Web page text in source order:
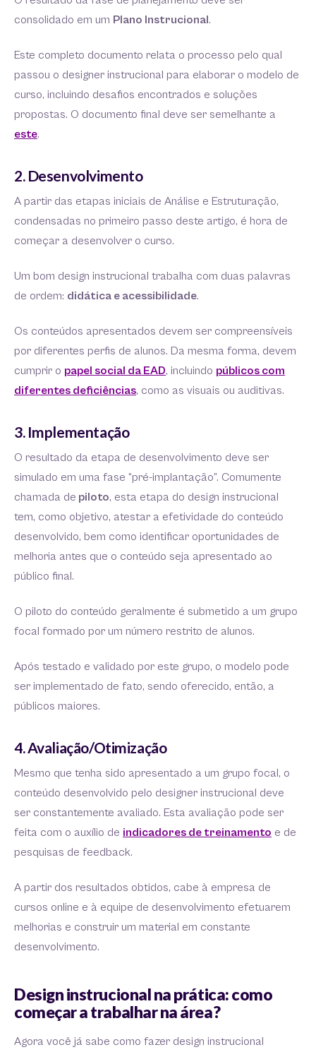
consolidado em um Plano Instrucional.
Este completo documento relata o processo pelo qual
passou o designer instrucional para elaborar o modelo de
curso, incluindo desafios encontrados e soluções
propostas. O documento final deve ser semelhante a
este.
2. Desenvolvimento
A partir das etapas iniciais de Análise e Estruturação,
condensadas no primeiro passo deste artigo, é hora de
começar a desenvolver o curso.
Um bom design instrucional trabalha com duas palavras
de ordem: didática e acessibilidade.
Os conteúdos apresentados devem ser compreensíveis
por diferentes perfis de alunos. Da mesma forma, devem
cumprir o papel social da EAD, incluindo públicos com
diferentes deficiências, como as visuais ou auditivas.
3. Implementação
O resultado da etapa de desenvolvimento deve ser
simulado em uma fase “pré-implantação”. Comumente
chamada de piloto, esta etapa do design instrucional
tem, como objetivo, atestar a efetividade do conteúdo
desenvolvido, bem como identificar oportunidades de
melhoria antes que o conteúdo seja apresentado ao
público final.
O piloto do conteúdo geralmente é submetido a um grupo
focal formado por um número restrito de alunos.
Após testado e validado por este grupo, o modelo pode
ser implementado de fato, sendo oferecido, então, a
públicos maiores.
4. Avaliação/Otimização
Mesmo que tenha sido apresentado a um grupo focal, o
conteúdo desenvolvido pelo designer instrucional deve
ser constantemente avaliado. Esta avaliação pode ser
feita com o auxílio de indicadores de treinamento e de
pesquisas de feedback.
A partir dos resultados obtidos, cabe à empresa de
cursos online e à equipe de desenvolvimento efetuarem
melhorias e construir um material em constante
desenvolvimento.
Design instrucional na prática: como
começar a trabalhar na área?
Agora você já sabe como fazer design instrucional